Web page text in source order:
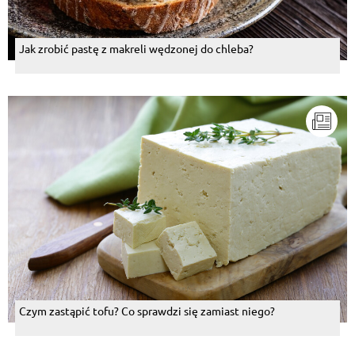
Jak zrobić pastę z makreli wędzonej do chleba?
Czym zastąpić tofu? Co sprawdzi się zamiast niego?